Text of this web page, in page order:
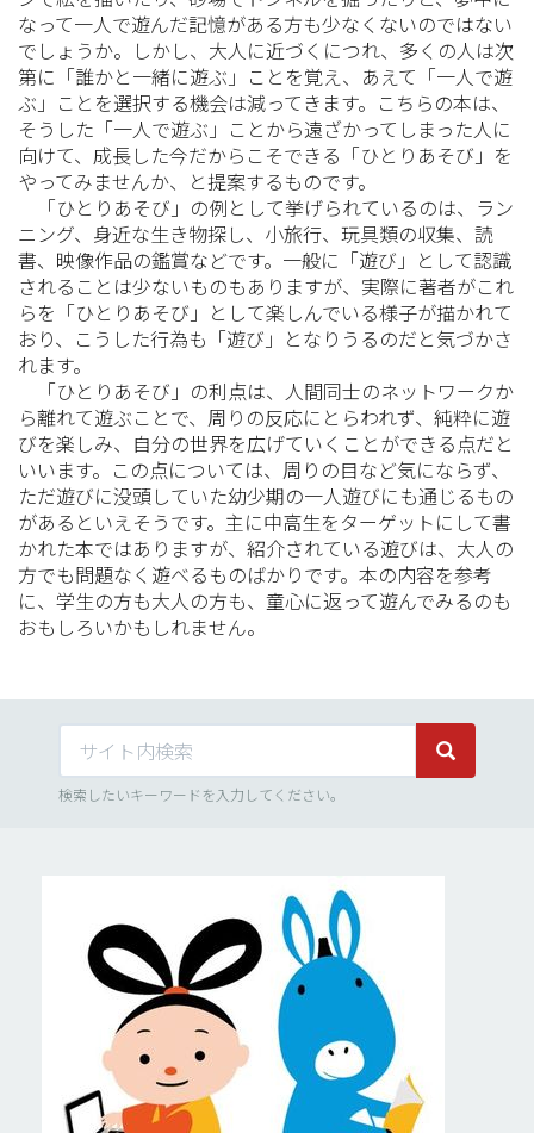
なって一人で遊んだ記憶がある方も少なくないのではない
でしょうか。しかし、大人に近づくにつれ、多くの人は次
第に「誰かと一緒に遊ぶ」ことを覚え、あえて「一人で遊
ぶ」ことを選択する機会は減ってきます。こちらの本は、
そうした「一人で遊ぶ」ことから遠ざかってしまった人に
向けて、成長した今だからこそできる「ひとりあそび」を
やってみませんか、と提案するものです。
「ひとりあそび」の例として挙げられているのは、ラン
ニング、身近な生き物探し、小旅行、玩具類の収集、読
書、映像作品の鑑賞などです。一般に「遊び」として認識
されることは少ないものもありますが、実際に著者がこれ
らを「ひとりあそび」として楽しんでいる様子が描かれて
おり、こうした行為も「遊び」となりうるのだと気づかさ
れます。
「ひとりあそび」の利点は、人間同士のネットワークか
ら離れて遊ぶことで、周りの反応にとらわれず、純粋に遊
びを楽しみ、自分の世界を広げていくことができる点だと
いいます。この点については、周りの目など気にならず、
ただ遊びに没頭していた幼少期の一人遊びにも通じるもの
があるといえそうです。主に中高生をターゲットにして書
かれた本ではありますが、紹介されている遊びは、大人の
方でも問題なく遊べるものばかりです。本の内容を参考
に、学生の方も大人の方も、童心に返って遊んでみるのも
おもしろいかもしれません。
サイト内検索 サイト内
検索したいキーワードを入力してください。